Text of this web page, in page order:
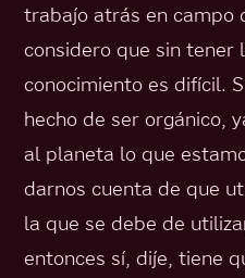
trabajo atrás en campo
considero que sin tener
conocimiento es difícil.
hecho de ser orgánico,
al planeta lo que
darnos cuenta de que
la que se debe de
entonces sí, dije, tiene